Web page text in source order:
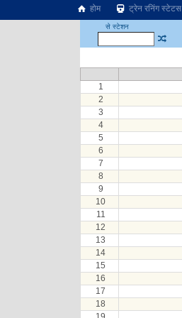
होम ट्रेन रनिंग स्टेटस
से स्टेशन
1
2
3
4
5
6
7
8
9
10
11
12
13
14
15
16
17
18